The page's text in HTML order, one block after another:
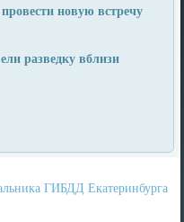
новую встречу
разведку вблизи
ГИБДД Екатеринбурга